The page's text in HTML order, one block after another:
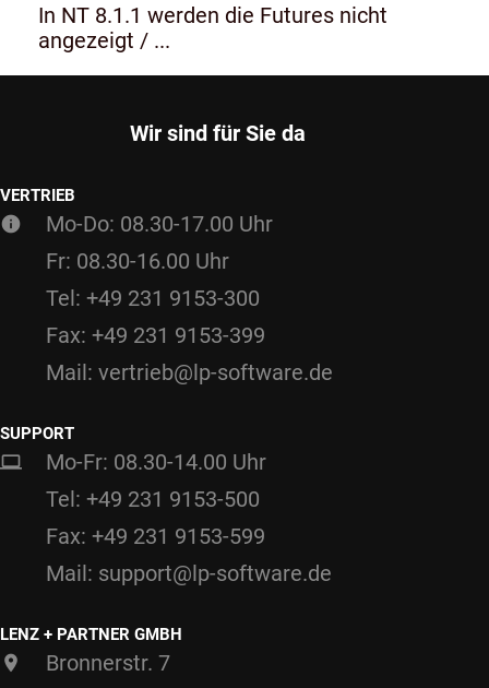
In NT 8.1.1 werden die Futures nicht
angezeigt / ...
Wir sind für Sie da
VERTRIEB
Mo-Do: 08.30-17.00 Uhr
Fr: 08.30-16.00 Uhr
Tel: +49 231 9153-300
Fax: +49 231 9153-399
Mail: vertrieb@lp-software.de
SUPPORT
Mo-Fr: 08.30-14.00 Uhr
Tel: +49 231 9153-500
Fax: +49 231 9153-599
Mail: support@lp-software.de
LENZ + PARTNER GMBH
Bronnerstr. 7